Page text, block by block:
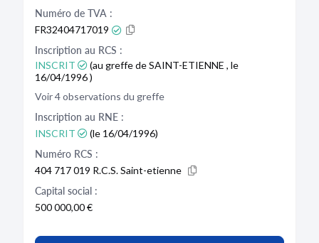
Numéro de TVA :
FR32404717019
Inscription au RCS :
INSCRIT
(au greffe de SAINT-ETIENNE , le
16/04/1996 )
Voir 4 observations du greffe
Inscription au RNE :
INSCRIT
(le 16/04/1996)
Numéro RCS :
404 717 019 R.C.S. Saint-etienne
Capital social :
500 000,00 €